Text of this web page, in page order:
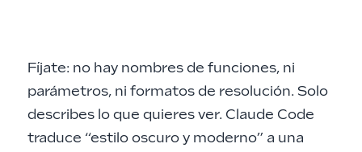
Fíjate: no hay nombres de funciones, ni
parámetros, ni formatos de resolución. Solo
describes lo que quieres ver. Claude Code
traduce “estilo oscuro y moderno” a una